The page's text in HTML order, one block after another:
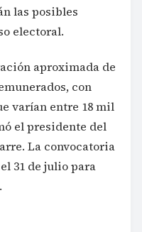
las posibles
electoral.
aproximada de
con
varían entre 18 mil
el presidente del
La convocatoria
31 de julio para